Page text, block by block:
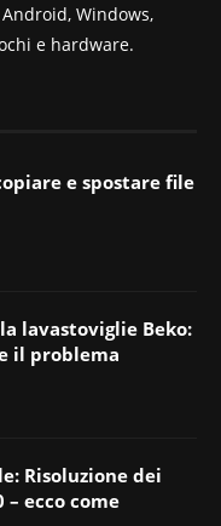
Windows,
e hardware.
e spostare file
lavastoviglie Beko:
il problema
Risoluzione dei
– ecco come